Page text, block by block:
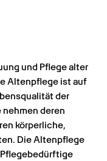
und Pflege alter
Altenpflege ist auf
der
deren
körperliche,
Die Altenpflege